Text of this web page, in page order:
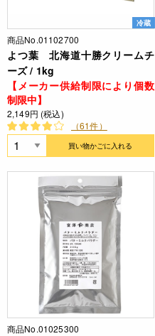
冷蔵
商品No.01102700
よつ葉 北海道十勝クリームチ
ーズ / 1kg
【メーカー供給制限により個数
制限中】
2,149円 (税込)
（61件）
買い物かごに入れる
商品No.01025300